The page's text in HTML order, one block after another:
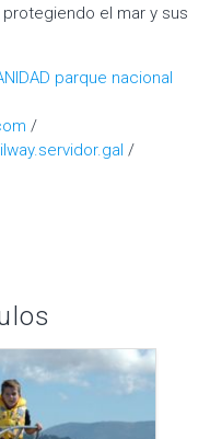
el mar y sus
parque nacional
/
/